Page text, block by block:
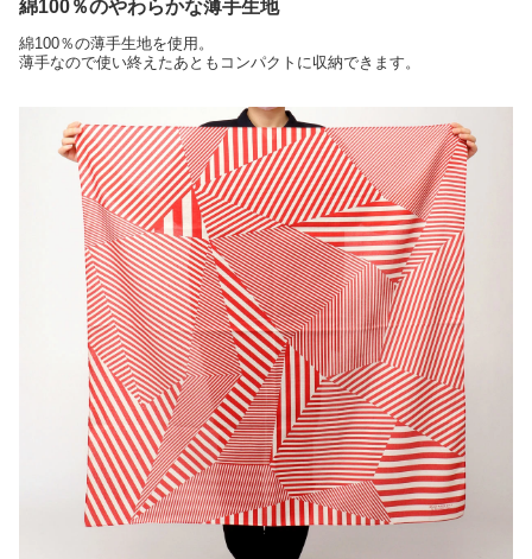
綿100％のやわらかな薄手生地
綿100％の薄手生地を使用。
薄手なので使い終えたあともコンパクトに収納できます。